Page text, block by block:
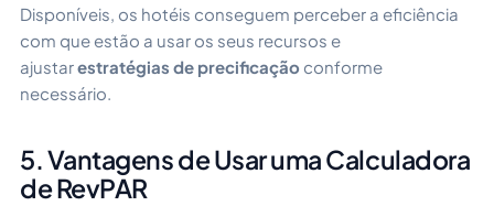
Disponíveis, os hotéis conseguem perceber a eficiência
com que estão a usar os seus recursos e
ajustarestratégias de precificação conforme
necessário.
5. Vantagens de Usar uma Calculadora
de RevPAR